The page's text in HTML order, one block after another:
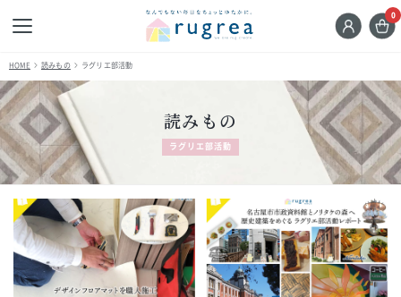
0
HOME 読みもの ラグリエ部活動
読みもの
ラグリエ部活動